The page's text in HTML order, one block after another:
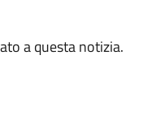
a questa notizia.